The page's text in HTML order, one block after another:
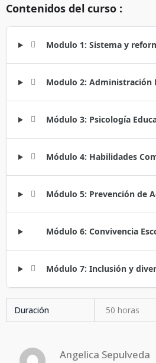
Contenidos del curso :
Modulo 1: Sistema y
Modulo 2: Administración
Módulo 3: Psicología
Módulo 4: Habilidades
Módulo 5: Prevención de
Módulo 6: Convivencia
Módulo 7: Inclusión y
Duración 50 horas
Angelica Sepulveda